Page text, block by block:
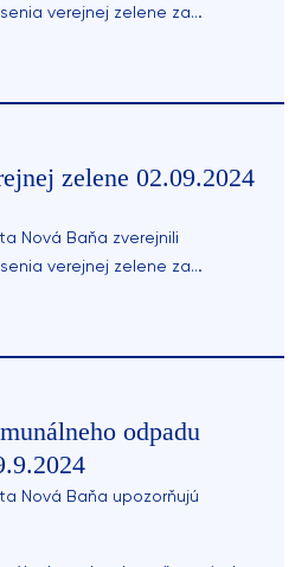
verejnej zelene za
zelene 02.09.2024
Nová Baňa zverejnili
verejnej zelene za
odpadu
Nová Baňa upozorňujú